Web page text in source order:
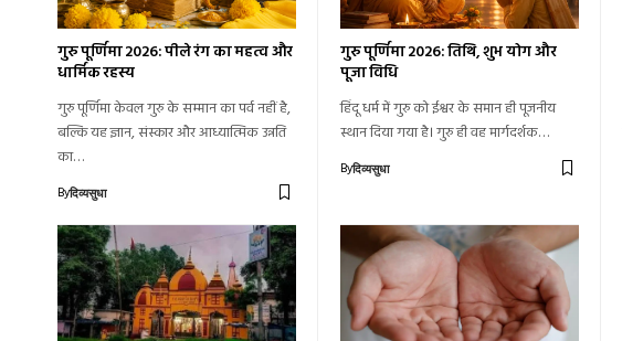
गुरु पूर्णिमा 2026: पीले रंग का महत्व और
धार्मिक रहस्य
गुरु पूर्णिमा केवल गुरु के सम्मान का पर्व नहीं है,
बल्कि यह ज्ञान, संस्कार और आध्यात्मिक उन्नति
का…
Byदिव्यसुधा
गुरु पूर्णिमा 2026: तिथि, शुभ योग और
पूजा विधि
हिंदू धर्म में गुरु को ईश्वर के समान ही पूजनीय
स्थान दिया गया है। गुरु ही वह मार्गदर्शक…
Byदिव्यसुधा